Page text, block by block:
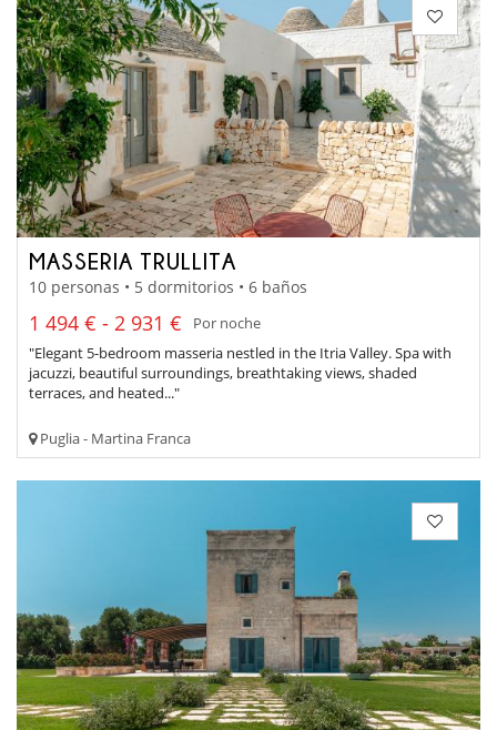
MASSERIA TRULLITA
10 personas • 5 dormitorios • 6 baños
1 494 € - 2 931 €
Por noche
"Elegant 5-bedroom masseria nestled in the Itria Valley. Spa with
jacuzzi, beautiful surroundings, breathtaking views, shaded
terraces, and heated..."
Puglia - Martina Franca